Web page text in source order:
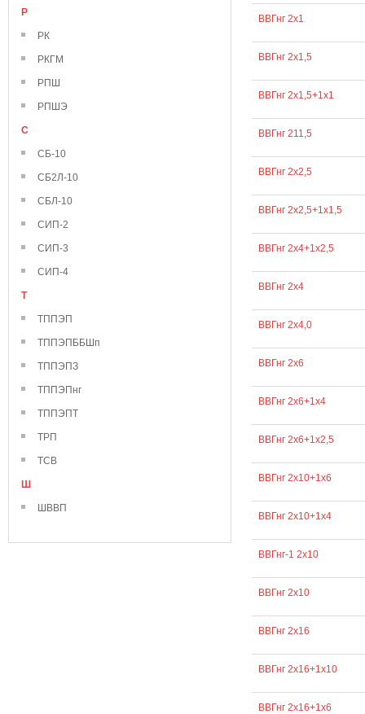
Р
РК
РКГМ
РПШ
РПШЭ
С
СБ-10
СБ2Л-10
СБЛ-10
СИП-2
СИП-3
СИП-4
Т
ТППЭП
ТППЭПББШп
ТППЭПЗ
ТППЭПнг
ТППЭПТ
ТРП
ТСВ
Ш
ШВВП
ВВГнг 2х1
ВВГнг 2х1,5
ВВГнг 2х1,5+1х1
ВВГнг 211,5
ВВГнг 2х2,5
ВВГнг 2х2,5+1х1,5
ВВГнг 2х4+1х2,5
ВВГнг 2х4
ВВГнг 2х4,0
ВВГнг 2х6
ВВГнг 2х6+1х4
ВВГнг 2х6+1х2,5
ВВГнг 2х10+1х6
ВВГнг 2х10+1х4
ВВГнг-1 2х10
ВВГнг 2х10
ВВГнг 2х16
ВВГнг 2х16+1х10
ВВГнг 2х16+1х6